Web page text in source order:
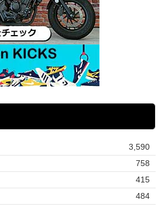
3,590
758
415
484